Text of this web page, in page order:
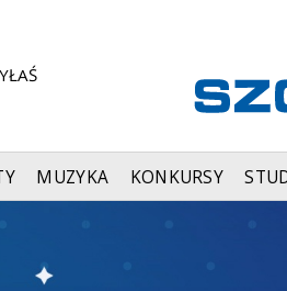
MUZYKA KONKURSY